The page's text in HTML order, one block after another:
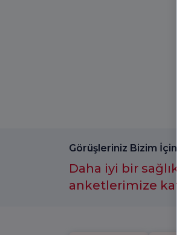
Görüşleriniz Bizim İçin
Daha iyi bir sağlık
anketlerimize